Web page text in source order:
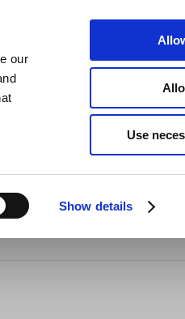
our
Show details
Use
Restaurangkläder
30,5 cm